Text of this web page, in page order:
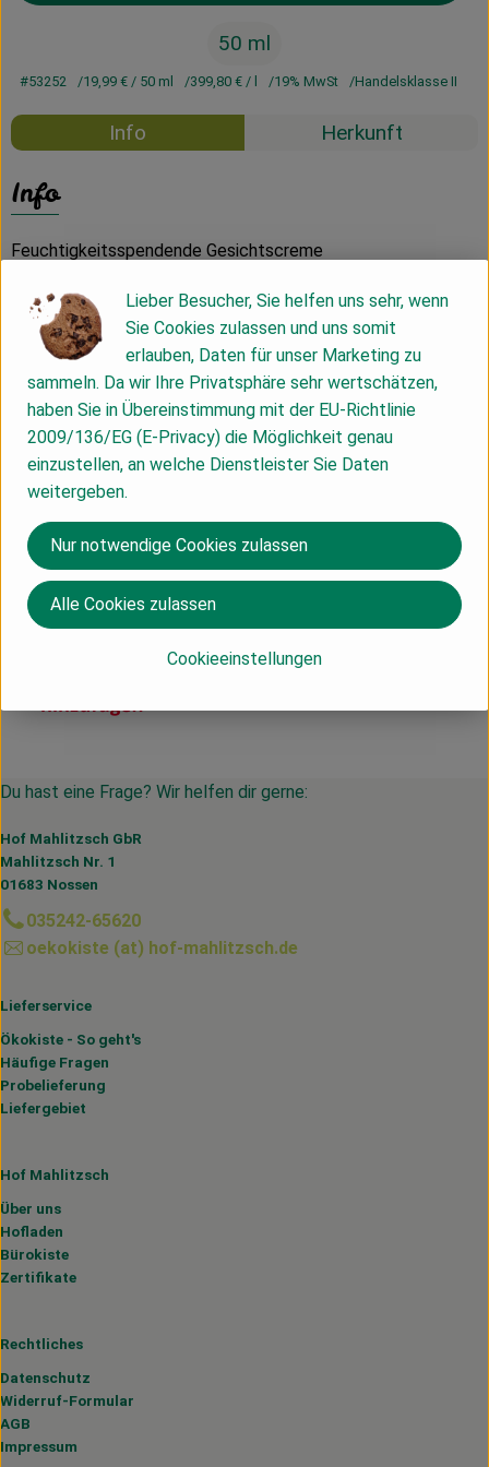
50 ml
#53252 19,99 €/ 50 ml 399,80 €/ l 19% MwSt Handelsklasse II
Info Herkunft
Info
Feuchtigkeitsspendende Gesichtscreme
Produktinformationen
Produktdatenblatt
Herkunft
Martina Gebhardt
Du hast eine Frage? Wir helfen dir gerne:
Hof Mahlitzsch GbR
Mahlitzsch Nr. 1
01683 Nossen
035242-65620
oekokiste (at) hof-mahlitzsch.de
Lieferservice
Ökokiste - So geht's
Häufige Fragen
Probelieferung
Liefergebiet
Hof Mahlitzsch
Über uns
Hofladen
Bürokiste
Zertifikate
Rechtliches
Datenschutz
Widerruf-Formular
AGB
Impressum
Lieber Besucher, Sie helfen uns sehr, wenn
Sie Cookies zulassen und uns somit
erlauben, Daten für unser Marketing zu
sammeln. Da wir Ihre Privatsphäre sehr wertschätzen,
haben Sie in Übereinstimmung mit der EU-Richtlinie
2009/136/EG (E-Privacy) die Möglichkeit genau
einzustellen, an welche Dienstleister Sie Daten
weitergeben.
Cookieeinstellungen
Nur notwendige Cookies zulassen
Alle Cookies zulassen